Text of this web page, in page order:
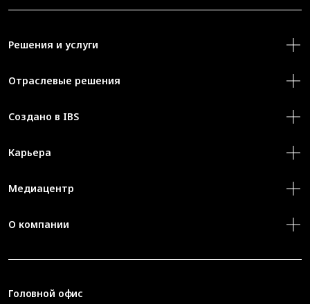
Решения и услуги
Отраслевые решения
Создано в IBS
Карьера
Медиацентр
О компании
Головной офис